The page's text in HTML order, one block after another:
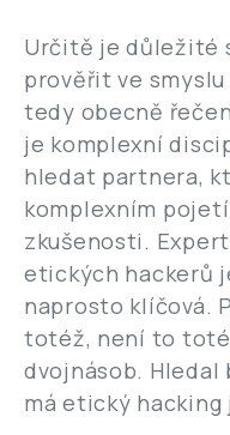
Určitě je důležité
prověřit ve
tedy obecně
je komplexní
hledat partnera,
komplexním
zkušenosti.
etických hackerů
naprosto klíčová.
totéž, není to
dvojnásob.
má etický hacking